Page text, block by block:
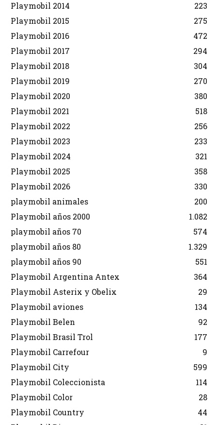
Playmobil 2014
223
Playmobil 2015
275
Playmobil 2016
472
Playmobil 2017
294
Playmobil 2018
304
Playmobil 2019
270
Playmobil 2020
380
Playmobil 2021
518
Playmobil 2022
256
Playmobil 2023
233
Playmobil 2024
321
Playmobil 2025
358
Playmobil 2026
330
playmobil animales
200
Playmobil años 2000
1.082
playmobil años 70
574
playmobil años 80
1.329
playmobil años 90
551
Playmobil Argentina Antex
364
Playmobil Asterix y Obelix
29
Playmobil aviones
134
Playmobil Belen
92
Playmobil Brasil Trol
177
Playmobil Carrefour
9
Playmobil City
599
Playmobil Coleccionista
114
Playmobil Color
28
Playmobil Country
44